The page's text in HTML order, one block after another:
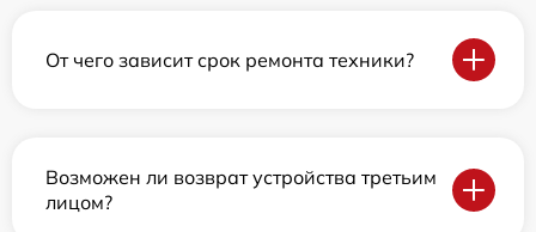
От чего зависит срок ремонта техники?
Возможен ли возврат устройства третьим
лицом?